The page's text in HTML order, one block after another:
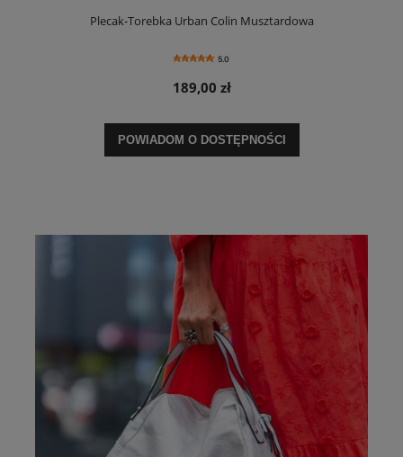
Plecak-Torebka Urban Colin Musztardowa
5.0
189,00 zł
POWIADOM O DOSTĘPNOŚCI